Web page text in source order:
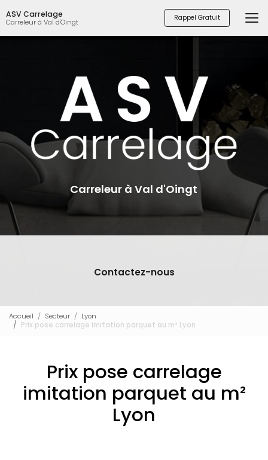
au
contenu
principal
ASV Carrelage
Carreleur à Val d'Oingt Rappel Gratuit
Carreleur à Val d'Oingt
Contactez-nous
Accueil Secteur
Lyon
Prix pose carrelage imitation parquet au m² Lyon
Prix pose carrelage
imitation parquet au m²
Lyon